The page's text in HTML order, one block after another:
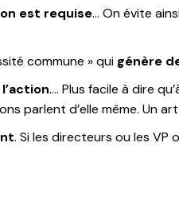
est requise… On évite
commune » qui génère
…. Plus facile à dire
parlent d’elle même. Un
. Si les directeurs ou les VP